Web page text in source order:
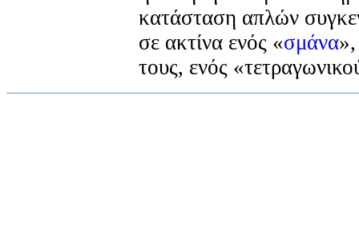
κατάσταση απλών
σε ακτίνα ενός «σμάνα
τους, ενός